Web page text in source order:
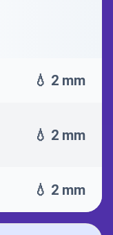
💧 2 mm
💧 2 mm
💧 2 mm